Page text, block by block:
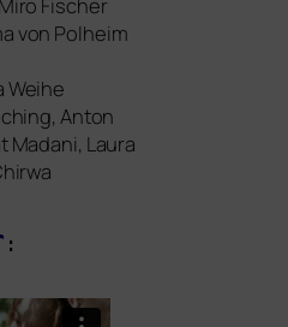
von Polheim
Weihe
Anton
Madani, Laura
: